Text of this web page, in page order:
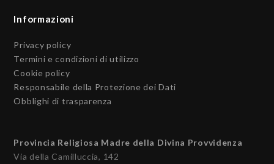
Informazioni
Privacy policy
Termini e condizioni di utilizzo
Cookie policy
Responsabile della Protezione dei Dati
Obblighi di trasparenza
Provincia Religiosa Madre della Divina Provvidenza
Via della Camilluccia, 142